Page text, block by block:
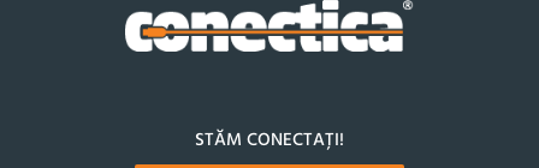
STĂM CONECTAȚI!